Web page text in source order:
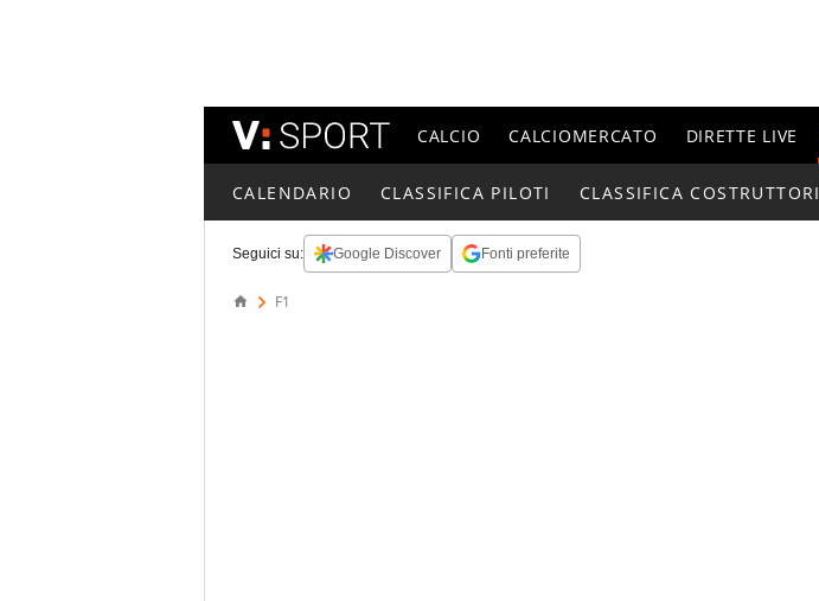
CALCIO CALCIOMERCATO DIRETTE LIVE
CALENDARIO CLASSIFICA PILOTI CLASSIFICA COSTRUTTORI
Seguici su: Google Discover Fonti preferite
F1